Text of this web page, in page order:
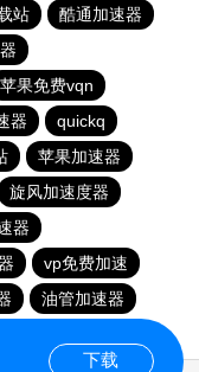
站
酷通加速器
苹果免费vqn
器
quickq
苹果加速器
旋风加速度器
器
vp免费加速
油管加速器
下载